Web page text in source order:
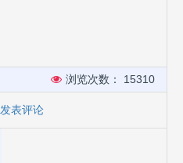
浏览次数： 15310
发表评论